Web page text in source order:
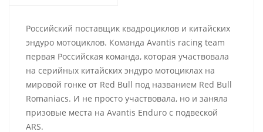
Российский поставщик квадроциклов и китайских
эндуро мотоциклов. Команда Avantis racing team
первая Российская команда, которая участвовала
на серийных китайских эндуро мотоциклах на
мировой гонке от Red Bull под названием Red Bull
Romaniacs. И не просто участвовала, но и заняла
призовые места на Avantis Enduro с подвеской
ARS.